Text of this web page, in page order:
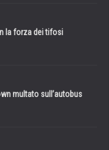
la forza dei tifosi
multato sull’autobus